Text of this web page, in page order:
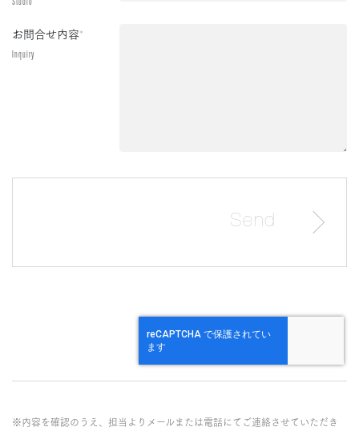
お問合せ内容*
Inquiry
※内容を確認のうえ、担当よりメールまたは電話にてご連絡させていただき